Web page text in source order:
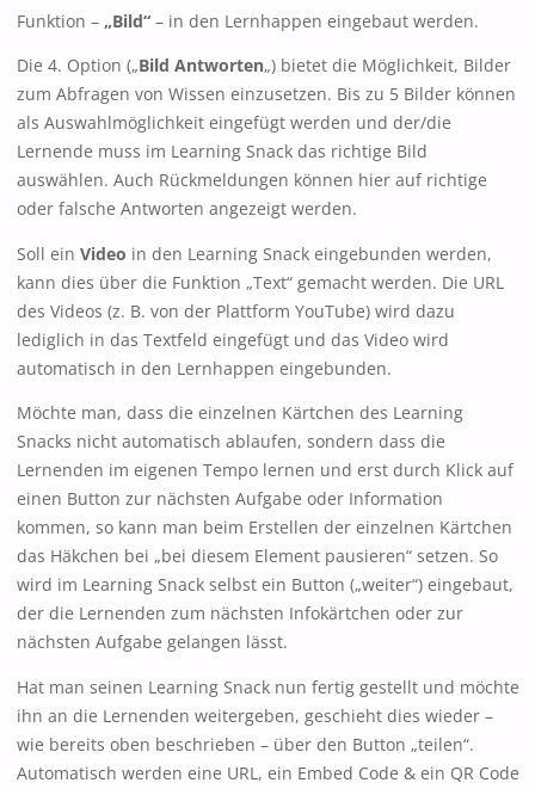
Funktion – „Bild“– in den Lernhappen eingebaut werden.
Die 4. Option („Bild Antworten„) bietet die Möglichkeit, Bilder
zum Abfragen von Wissen einzusetzen. Bis zu 5 Bilder können
als Auswahlmöglichkeit eingefügt werden und der/die
Lernende muss im Learning Snack das richtige Bild
auswählen. Auch Rückmeldungen können hier auf richtige
oder falsche Antworten angezeigt werden.
Soll ein Video in den Learning Snack eingebunden werden,
kann dies über die Funktion „Text“ gemacht werden. Die URL
des Videos (z. B. von der Plattform YouTube) wird dazu
lediglich in das Textfeld eingefügt und das Video wird
automatisch in den Lernhappen eingebunden.
Möchte man, dass die einzelnen Kärtchen des Learning
Snacks nicht automatisch ablaufen, sondern dass die
Lernenden im eigenen Tempo lernen und erst durch Klick auf
einen Button zur nächsten Aufgabe oder Information
kommen, so kann man beim Erstellen der einzelnen Kärtchen
das Häkchen bei „bei diesem Element pausieren“ setzen. So
wird im Learning Snack selbst ein Button („weiter“) eingebaut,
der die Lernenden zum nächsten Infokärtchen oder zur
nächsten Aufgabe gelangen lässt.
Hat man seinen Learning Snack nun fertig gestellt und möchte
ihn an die Lernenden weitergeben, geschieht dies wieder –
wie bereits oben beschrieben – über den Button „teilen“.
Automatisch werden eine URL, ein Embed Code & ein QR Code